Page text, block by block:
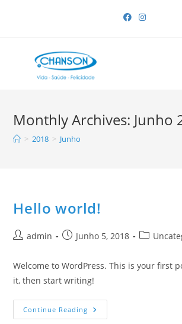
Monthly Archives: Junho
> 2018 > Junho
Hello world!
Postadmin
PostJunho 5, 2018
Post
Welcome to WordPress. This is your first
it, then start writing!
Continue Reading Hello
World!